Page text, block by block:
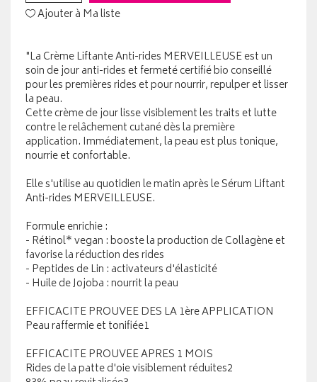
Ajouter à Ma liste
"La Crème Liftante Anti-rides MERVEILLEUSE est un
soin de jour anti-rides et fermeté certifié bio conseillé
pour les premières rides et pour nourrir, repulper et lisser
la peau.
Cette crème de jour lisse visiblement les traits et lutte
contre le relâchement cutané dès la première
application. Immédiatement, la peau est plus tonique,
nourrie et confortable.
Elle s'utilise au quotidien le matin après le Sérum Liftant
Anti-rides MERVEILLEUSE.
Formule enrichie :
- Rétinol* vegan : booste la production de Collagène et
favorise la réduction des rides
- Peptides de Lin : activateurs d'élasticité
- Huile de Jojoba : nourrit la peau
EFFICACITE PROUVEE DES LA 1ère APPLICATION
Peau raffermie et tonifiée1
EFFICACITE PROUVEE APRES 1 MOIS
Rides de la patte d'oie visiblement réduites2